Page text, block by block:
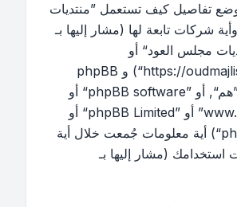
توضع تفاصيل كيف تستعمل ”منتديات
شركات تابعة لها (مشار إليها بـ
مجلس العود“ أو
”https://oudmajlis.net/forum“) و phpBB
(مشار إليها بـ ”هم“, أو ”phpBB software“ أو
“www.phpbb.com” أو ”phpBB Limited“ أو
”phpBB Teams“) أية معلومات جُمعت خلال أية
(مشار إليها بـ